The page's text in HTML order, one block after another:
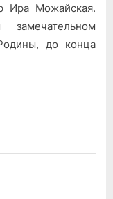
Ира Можайская.
до конца